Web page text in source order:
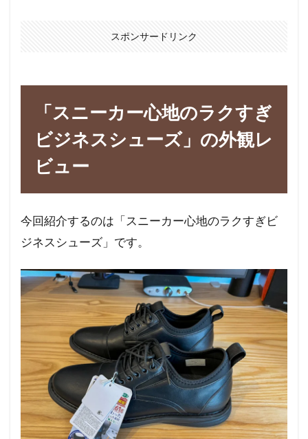
スポンサードリンク
「スニーカー心地のラクすぎ
ビジネスシューズ」の外観レ
ビュー
今回紹介するのは「スニーカー心地のラクすぎビ
ジネスシューズ」です。